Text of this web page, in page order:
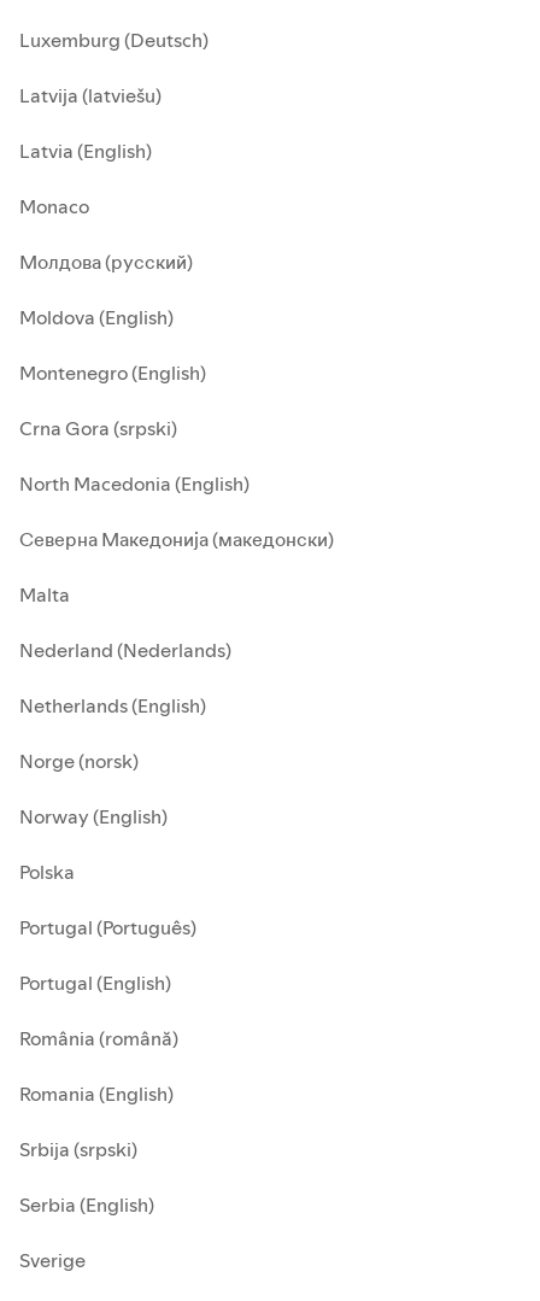
Luxemburg (Deutsch)
Latvija (latviešu)
Latvia (English)
Monaco
Молдова (русский)
Moldova (English)
Montenegro (English)
Crna Gora (srpski)
North Macedonia (English)
Северна Македонија (македонски)
Malta
Nederland (Nederlands)
Netherlands (English)
Norge (norsk)
Norway (English)
Polska
Portugal (Português)
Portugal (English)
România (română)
Romania (English)
Srbija (srpski)
Serbia (English)
Sverige